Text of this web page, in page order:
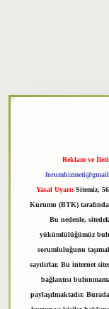
Reklam ve
Yasal Uyarı: Sitemiz,
Kurumu (BTK)
Bu nedenle,
yükümlülüğümüz
sorumluluğunu
sayılırlar. Bu internet
bağlantısı
paylaşılmaktadır.